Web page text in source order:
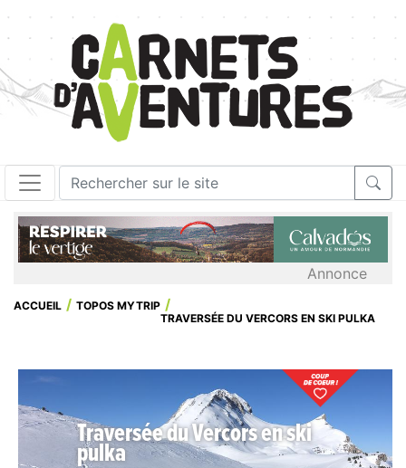
Annonce
ACCUEIL
TOPOS MYTRIP
TRAVERSÉE DU VERCORS EN SKI PULKA
Traversée du Vercors en ski
pulka